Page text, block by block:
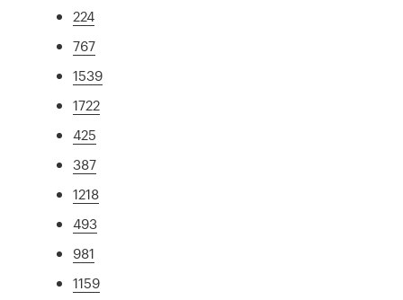
224
767
1539
1722
425
387
1218
493
981
1159